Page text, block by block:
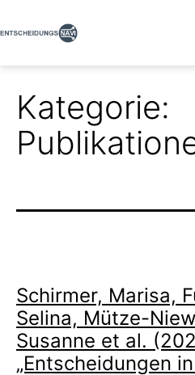
Inhalt
springen
Kategorie:
Schirmer, Marisa,
Selina, Mütze-
Susanne et al.
„Entscheidungen